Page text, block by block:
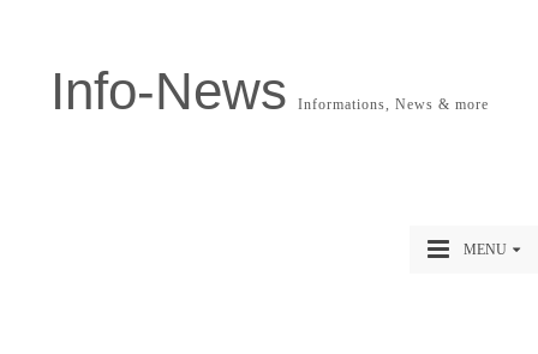
Info-News Informations, News & more
MENU